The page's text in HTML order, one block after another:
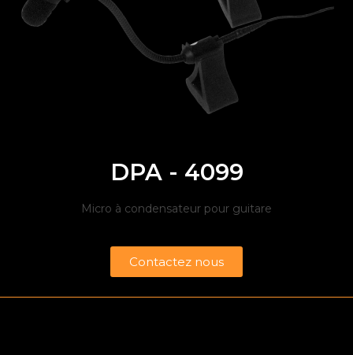
DPA - 4099
Micro à condensateur pour guitare
Contactez nous